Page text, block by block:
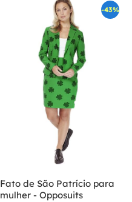
-43%
Fato de São Patrício para
mulher - Opposuits